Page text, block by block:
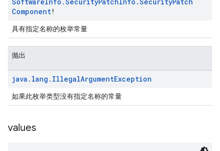
Component!
具有指定名称的枚举常量
抛出
java . lang . IllegalArgumentException
如果此枚举类型没有指定名称的常量
values